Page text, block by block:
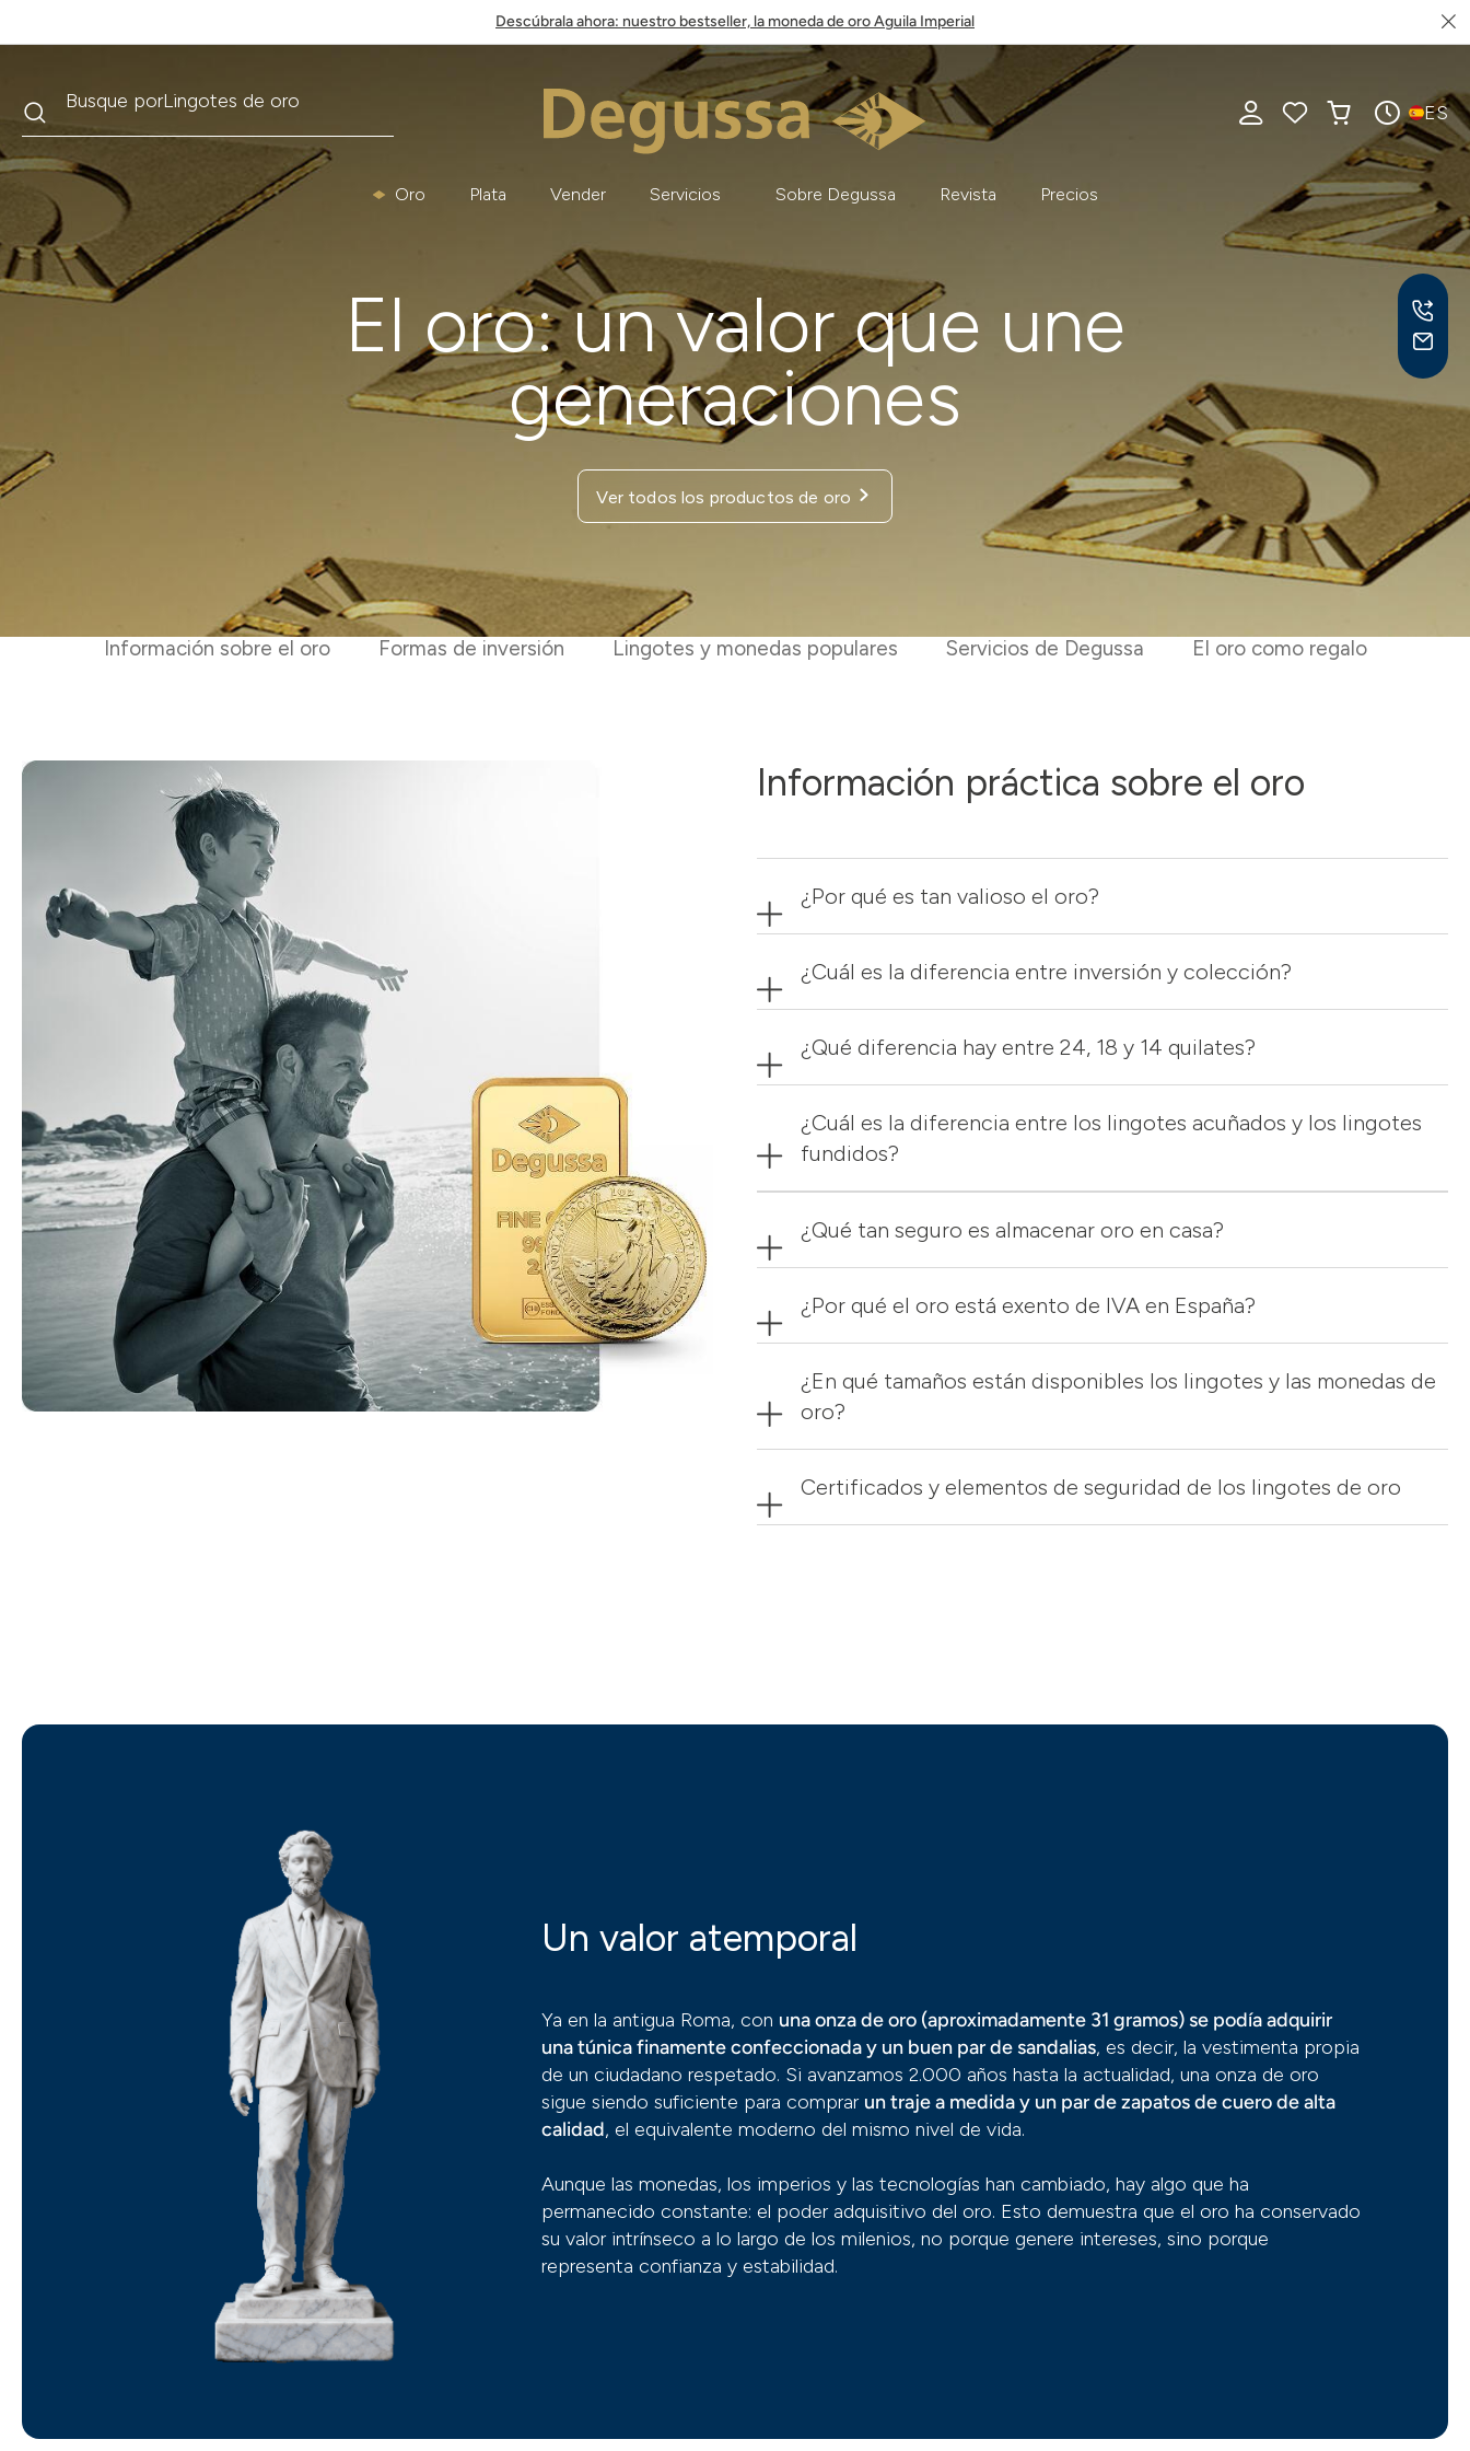
Descúbrala ahora: nuestro bestseller, la moneda de oro Aguila Imperial
BuscarBusque porKrugerrand ES
Oro Plata Vender Servicios Sobre Degussa Revista Precios
El oro: un valor que une
generaciones
Ver todos los productos de oro
Información sobre el oro Formas de inversión Lingotes y monedas populares Servicios de Degussa El oro como regalo
Información práctica sobre el oro
¿Por qué es tan valioso el oro?
¿Cuál es la diferencia entre inversión y colección?
¿Qué diferencia hay entre 24, 18 y 14 quilates?
¿Cuál es la diferencia entre los lingotes acuñados y los lingotes
fundidos?
¿Qué tan seguro es almacenar oro en casa?
¿Por qué el oro está exento de IVA en España?
¿En qué tamaños están disponibles los lingotes y las monedas de
oro?
Certificados y elementos de seguridad de los lingotes de oro
Un valor atemporal
Ya en la antigua Roma, con una onza de oro (aproximadamente 31 gramos) se podía adquirir
una túnica finamente confeccionada y un buen par de sandalias, es decir, la vestimenta propia
de un ciudadano respetado. Si avanzamos 2.000 años hasta la actualidad, una onza de oro
sigue siendo suficiente para comprar un traje a medida y un par de zapatos de cuero de alta
calidad, el equivalente moderno del mismo nivel de vida.
Aunque las monedas, los imperios y las tecnologías han cambiado, hay algo que ha
permanecido constante: el poder adquisitivo del oro. Esto demuestra que el oro ha conservado
su valor intrínseco a lo largo de los milenios, no porque genere intereses, sino porque
representa confianza y estabilidad.
Lu-